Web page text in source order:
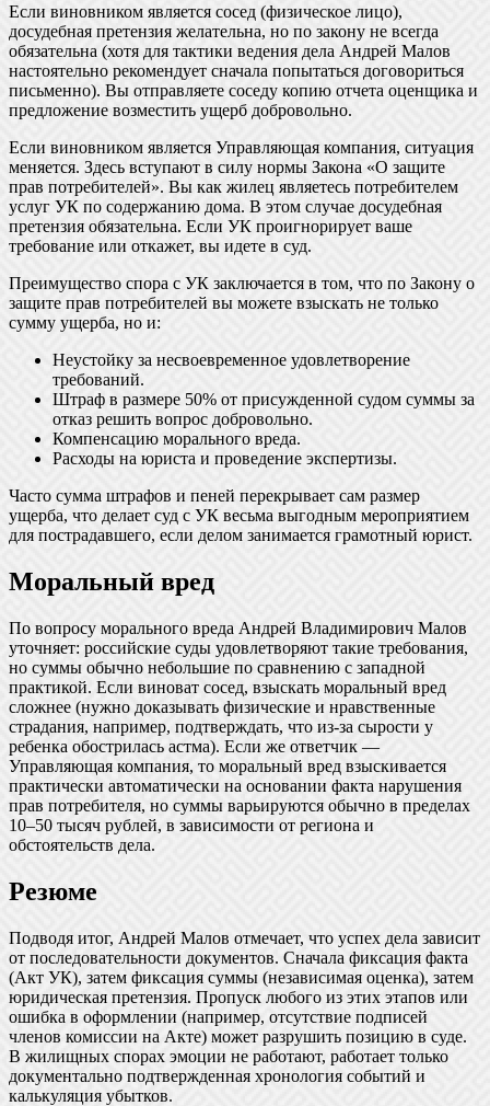
Если виновником является сосед (физическое лицо),
досудебная претензия желательна, но по закону не всегда
обязательна (хотя для тактики ведения дела Андрей Малов
настоятельно рекомендует сначала попытаться договориться
письменно). Вы отправляете соседу копию отчета оценщика и
предложение возместить ущерб добровольно.
Если виновником является Управляющая компания, ситуация
меняется. Здесь вступают в силу нормы Закона «О защите
прав потребителей». Вы как жилец являетесь потребителем
услуг УК по содержанию дома. В этом случае досудебная
претензия обязательна. Если УК проигнорирует ваше
требование или откажет, вы идете в суд.
Преимущество спора с УК заключается в том, что по Закону о
защите прав потребителей вы можете взыскать не только
сумму ущерба, но и:
Неустойку за несвоевременное удовлетворение
требований.
Штраф в размере 50% от присужденной судом суммы за
отказ решить вопрос добровольно.
Компенсацию морального вреда.
Расходы на юриста и проведение экспертизы.
Часто сумма штрафов и пеней перекрывает сам размер
ущерба, что делает суд с УК весьма выгодным мероприятием
для пострадавшего, если делом занимается грамотный юрист.
Моральный вред
По вопросу морального вреда Андрей Владимирович Малов
уточняет: российские суды удовлетворяют такие требования,
но суммы обычно небольшие по сравнению с западной
практикой. Если виноват сосед, взыскать моральный вред
сложнее (нужно доказывать физические и нравственные
страдания, например, подтверждать, что из-за сырости у
ребенка обострилась астма). Если же ответчик —
Управляющая компания, то моральный вред взыскивается
практически автоматически на основании факта нарушения
прав потребителя, но суммы варьируются обычно в пределах
10–50 тысяч рублей, в зависимости от региона и
обстоятельств дела.
Резюме
Подводя итог, Андрей Малов отмечает, что успех дела зависит
от последовательности документов. Сначала фиксация факта
(Акт УК), затем фиксация суммы (независимая оценка), затем
юридическая претензия. Пропуск любого из этих этапов или
ошибка в оформлении (например, отсутствие подписей
членов комиссии на Акте) может разрушить позицию в суде.
В жилищных спорах эмоции не работают, работает только
документально подтвержденная хронология событий и
калькуляция убытков.